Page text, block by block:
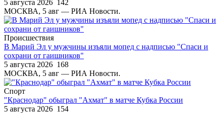
5 августа 2026 142
МОСКВА, 5 авг — РИА Новости.
Происшествия
В Марий Эл у мужчины изъяли мопед с надписью "Спаси и
сохрани от гаишников"
5 августа 2026 168
МОСКВА, 5 авг — РИА Новости.
Спорт
"Краснодар" обыграл "Ахмат" в матче Кубка России
5 августа 2026 154